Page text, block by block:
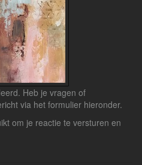
Heb je vragen of
via het formulier hieronder.
om je reactie te versturen en